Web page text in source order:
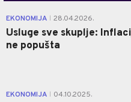
EKONOMIJA 28.04.2026.
Usluge sve skuplje:
ne popušta
EKONOMIJA 04.10.2025.